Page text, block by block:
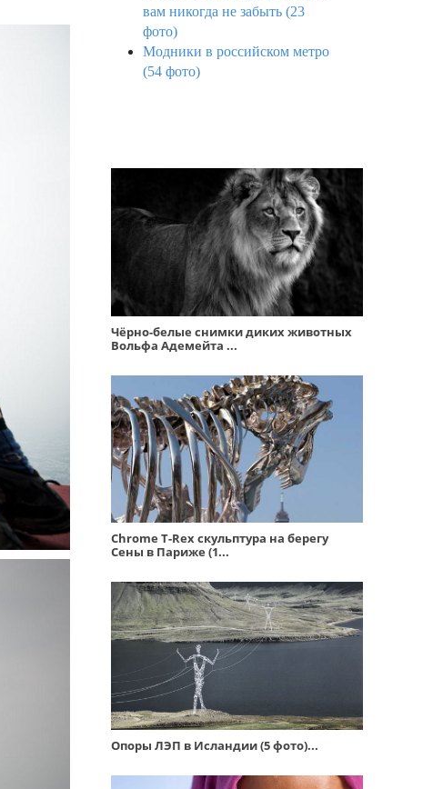
вам никогда не забыть (23
фото)
Модники в российском метро
(54 фото)
Чёрно-белые снимки диких животных
Вольфа Адемейта ...
Chrome T-Rex скульптура на берегу
Сены в Париже (1...
Опоры ЛЭП в Исландии (5 фото)...